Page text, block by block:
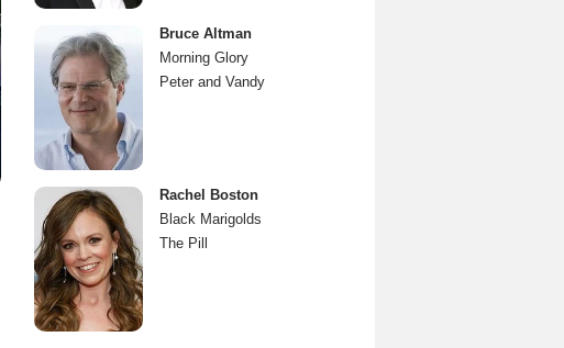
Bruce Altman
Morning Glory
Peter and Vandy
Rachel Boston
Black Marigolds
The Pill